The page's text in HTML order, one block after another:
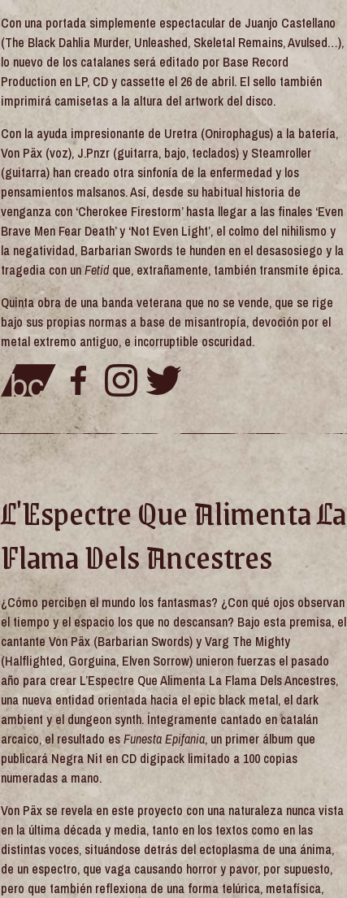
Con una portada simplemente espectacular de Juanjo Castellano
(The Black Dahlia Murder, Unleashed, Skeletal Remains, Avulsed…),
lo nuevo de los catalanes será editado por Base Record
Production en LP, CD y cassette el 26 de abril. El sello también
imprimirá camisetas a la altura del artwork del disco.
Con la ayuda impresionante de Uretra (Onirophagus) a la batería,
Von Päx (voz), J.Pnzr (guitarra, bajo, teclados) y Steamroller
(guitarra) han creado otra sinfonía de la enfermedad y los
pensamientos malsanos. Así, desde su habitual historia de
venganza con ‘Cherokee Firestorm’ hasta llegar a las finales ‘Even
Brave Men Fear Death’ y ‘Not Even Light’, el colmo del nihilismo y
la negatividad, Barbarian Swords te hunden en el desasosiego y la
tragedia con unFetidque, extrañamente, también transmite épica.
Quinta obra de una banda veterana que no se vende, que se rige
bajo sus propias normas a base de misantropía, devoción por el
metal extremo antiguo, e incorruptible oscuridad.
L'Espectre Que Alimenta La
Flama Dels Ancestres
¿Cómo perciben el mundo los fantasmas? ¿Con qué ojos observan
el tiempo y el espacio los que no descansan? Bajo esta premisa, el
cantante Von Päx (Barbarian Swords) y Varg The Mighty
(Halflighted, Gorguina, Elven Sorrow) unieron fuerzas el pasado
año para crear L’Espectre Que Alimenta La Flama Dels Ancestres,
una nueva entidad orientada hacia el epic black metal, el dark
ambient y el dungeon synth. Íntegramente cantado en catalán
arcaico, el resultado esFunesta Epifania, un primer álbum que
publicará Negra Nit en CD digipack limitado a 100 copias
numeradas a mano.
Von Päx se revela en este proyecto con una naturaleza nunca vista
en la última década y media, tanto en los textos como en las
distintas voces, situándose detrás del ectoplasma de una ánima,
de un espectro, que vaga causando horror y pavor, por supuesto,
pero que también reflexiona de una forma telúrica, metafísica,